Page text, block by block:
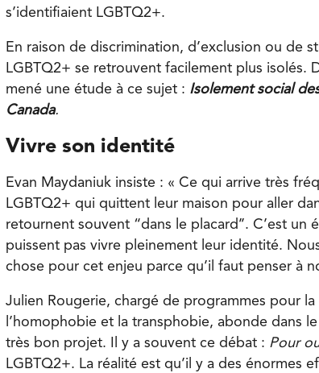
s’identifiaient LGBTQ2+.
En raison de discrimination, d’exclusion ou de
LGBTQ2+ se retrouvent facilement plus isolés.
mené une étude à ce sujet : Isolement social
Canada.
Vivre son identité
Evan Maydaniuk insiste : « Ce qui arrive très
LGBTQ2+ qui quittent leur maison pour aller
retournent souvent “dans le placard’’. C’est
puissent pas vivre pleinement leur identité.
chose pour cet enjeu parce qu’il faut penser à
Julien Rougerie, chargé de programmes pour
l’homophobie et la transphobie, abonde dans
très bon projet. Il y a souvent ce débat : Pour
LGBTQ2+. La réalité est qu’il y a des énormes